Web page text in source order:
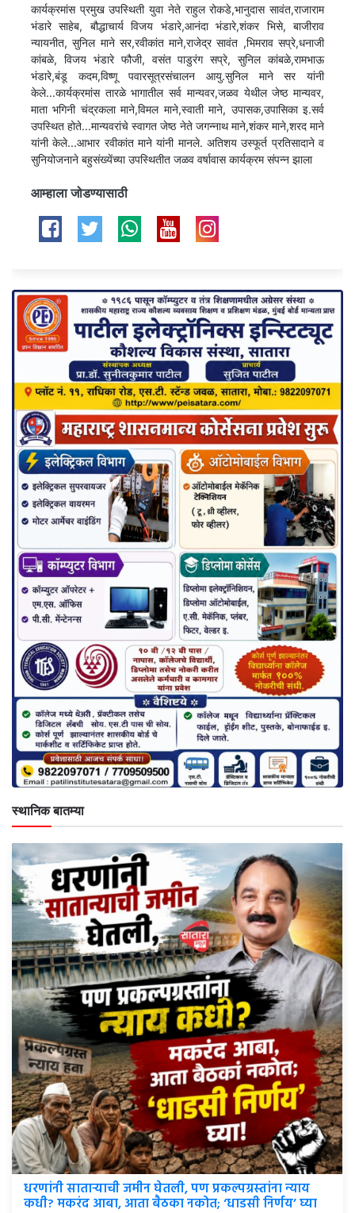
कार्यक्रमांस प्रमुख उपस्थिती युवा नेते राहुल रोकडे,भानुदास सावंत,राजाराम
भंडारे साहेब, बौद्धाचार्य विजय भंडारे,आनंदा भंडारे,शंकर भिसे, बाजीराव
न्यायनीत, सुनिल माने सर,रवीकांत माने,राजेद्र सावंत ,भिमराव सप्रे,धनाजी
कांबळे, विजय भंडारे फौजी, वसंत पाडुरंग सप्रे, सुनिल कांबळे,रामभाऊ
भंडारे,बंडू कदम,विष्णू पवारसूत्रसंचालन आयु.सुनिल माने सर यांनी
केले...कार्यक्रमांस तारळे भागातील सर्व मान्यवर,जळव येथील जेष्ठ मान्यवर,
माता भगिनी चंद्रकला माने,विमल माने,स्वाती माने, उपासक,उपासिका इ.सर्व
उपस्थित होते...मान्यवरांचे स्वागत जेष्ठ नेते जगन्नाथ माने,शंकर माने,शरद माने
यांनी केले...आभार रवीकांत माने यांनी मानले. अतिशय उस्फूर्त प्रतिसादाने व
सुनियोजनाने बहुसंख्येंच्या उपस्थितीत जळव वर्षावास कार्यक्रम संपन्न झाला
आम्हाला जोडण्यासाठी
स्थानिक बातम्या
धरणांनी साताऱ्याची जमीन घेतली, पण प्रकल्पग्रस्तांना न्याय
कधी? मकरंद आबा, आता बैठका नकोत; ‘धाडसी निर्णय’ घ्या